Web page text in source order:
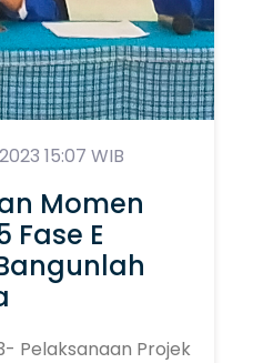
15:07 WIB
Momen
Fase E
Pelaksanaan Projek